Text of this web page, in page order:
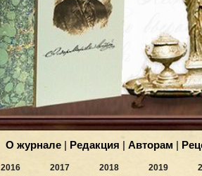
О журнале | Редакция | Авторам |
2016
2017
2018
2019